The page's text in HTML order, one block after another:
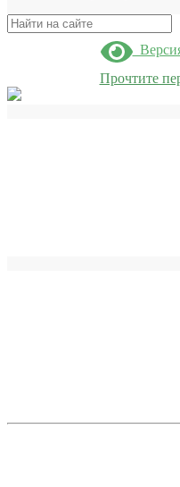
Поиск
Прочтите